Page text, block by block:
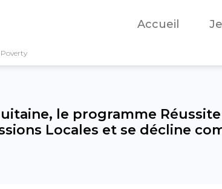
Accueil
le programme
Locales et se décline